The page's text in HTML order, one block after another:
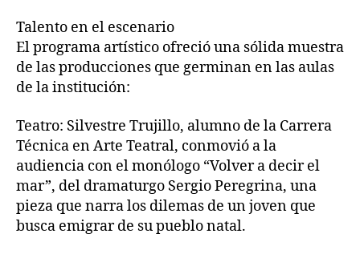
Talento en el escenario
El programa artístico ofreció una sólida muestra
de las producciones que germinan en las aulas
de la institución:
Teatro: Silvestre Trujillo, alumno de la Carrera
Técnica en Arte Teatral, conmovió a la
audiencia con el monólogo “Volver a decir el
mar”, del dramaturgo Sergio Peregrina, una
pieza que narra los dilemas de un joven que
busca emigrar de su pueblo natal.